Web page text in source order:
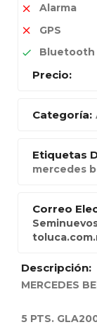
Alarma
GPS
Bluetooth
Precio:
Categoría:
Etiquetas
mercedes
Correo
Descripción:
MERCEDES
5 PTS.